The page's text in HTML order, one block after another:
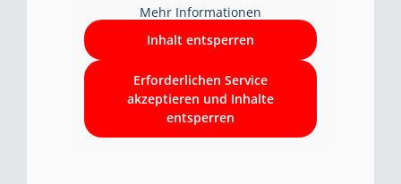
Mehr Informationen
Inhalt entsperren
Erforderlichen Service
akzeptieren und Inhalte
entsperren